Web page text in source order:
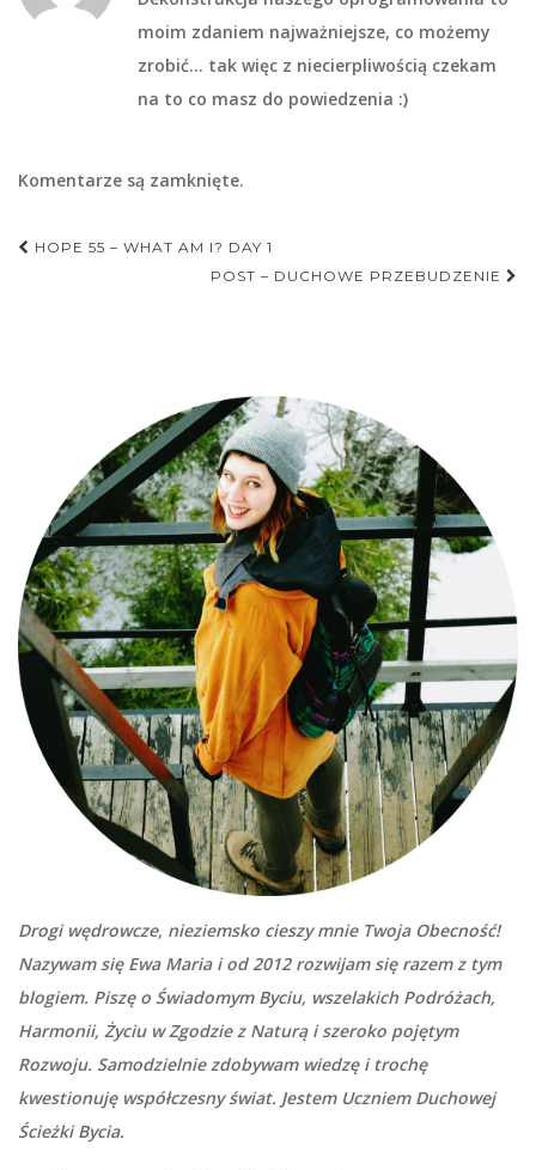
moim zdaniem najważniejsze, co możemy
zrobić… tak więc z niecierpliwością czekam
na to co masz do powiedzenia :)
Komentarze są zamknięte.
Nawigacja
HOPE 55 – WHAT AM I? DAY 1
POST – DUCHOWE PRZEBUDZENIE
Drogi wędrowcze, nieziemsko cieszy mnie Twoja Obecność!
Nazywam się Ewa Maria i od 2012 rozwijam się razem z tym
blogiem. Piszę o Świadomym Byciu, wszelakich Podróżach,
Harmonii, Życiu w Zgodzie z Naturą i szeroko pojętym
Rozwoju. Samodzielnie zdobywam wiedzę i trochę
kwestionuję współczesny świat. Jestem Uczniem Duchowej
Ścieżki Bycia.